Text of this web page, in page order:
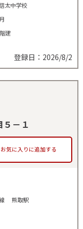
太中学校
建
登録日：2026/8/2
－１
お気に入りに追加する
線 熊取駅